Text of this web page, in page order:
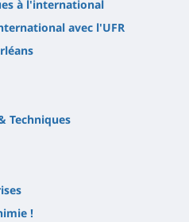
à l'international
avec l'UFR
Techniques
!